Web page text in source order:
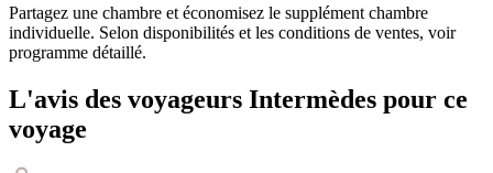
Partagez une chambre et économisez le supplément chambre
individuelle. Selon disponibilités et les conditions de ventes, voir
programme détaillé.
L'avis des voyageurs Intermèdes pour ce
voyage